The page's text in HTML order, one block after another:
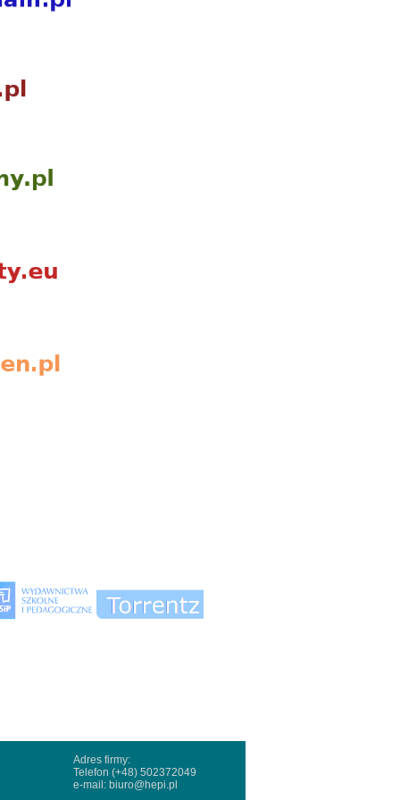
Adres firmy:
Telefon (+48) 502372049
e-mail: biuro@hepi.pl